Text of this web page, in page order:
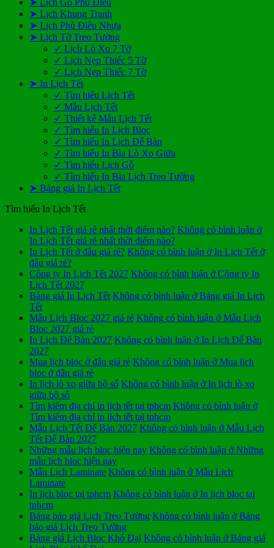
➤ Lịch Khung Tranh
➤ Lịch Phù Điêu Nhựa
➤ Lịch Tờ Treo Tường
✓ Lịch Lò Xo 7 Tờ
✓ Lịch Nẹp Thiếc 5 Tờ
✓ Lịch Nẹp Thiếc 7 Tờ
➤ In Lịch Tết
✓ Tìm hiểu Lịch Tết
✓ Mẫu Lịch Tết
✓ Thiết kế Mẫu Lịch Tết
✓ Tìm hiểu In Lịch Bloc
✓ Tìm hiểu In Lịch Để Bàn
✓ Tìm hiểu In Bìa Lò Xo Giữa
✓ Tìm hiểu Lịch Gỗ
✓ Tìm hiểu In Bìa Lịch Treo Tường
➤ Bảng giá In Lịch Tết
Tìm hiểu In Lịch Tết
In Lịch Tết giá rẻ nhất thời điểm nào? Không có bình luận ở
In Lịch Tết giá rẻ nhất thời điểm nào?
In Lịch Tết ở đâu giá rẻ? Không có bình luận ở In Lịch Tết ở
đâu giá rẻ?
Công ty In Lịch Tết 2027 Không có bình luận ở Công ty In
Lịch Tết 2027
Bảng giá In Lịch Tết Không có bình luận ở Bảng giá In Lịch
Tết
Mẫu Lịch Bloc 2027 giá rẻ Không có bình luận ở Mẫu Lịch
Bloc 2027 giá rẻ
In Lịch Để Bàn 2027 Không có bình luận ở In Lịch Để Bàn
2027
Mua lịch bloc ở đâu giá rẻ Không có bình luận ở Mua lịch
bloc ở đâu giá rẻ
In lịch lò xo giữa bộ số Không có bình luận ở In lịch lò xo
giữa bộ số
Tìm kiếm địa chỉ in lịch tết tại tphcm Không có bình luận ở
Tìm kiếm địa chỉ in lịch tết tại tphcm
Mẫu Lịch Tết Để Bàn 2027 Không có bình luận ở Mẫu Lịch
Tết Để Bàn 2027
Những mẫu lịch bloc hiện nay Không có bình luận ở Những
mẫu lịch bloc hiện nay
Mẫu Lịch Laminate Không có bình luận ở Mẫu Lịch
Laminate
In lịch bloc tại tphcm Không có bình luận ở In lịch bloc tại
tphcm
Bảng báo giá Lịch Treo Tường Không có bình luận ở Bảng
báo giá Lịch Treo Tường
Bảng giá Lịch Bloc Khổ Đại Không có bình luận ở Bảng giá